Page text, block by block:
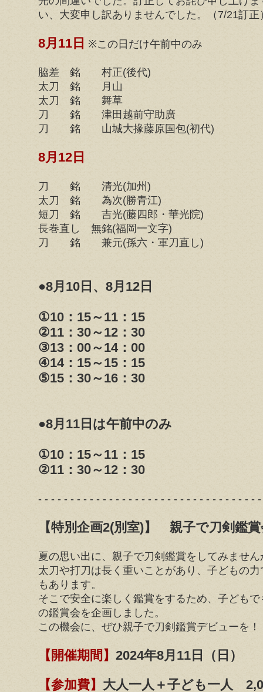
い、大変申し訳ありませんでした。（7/21訂正
8月11日 ※この日だけ午前中のみ
脇差 銘 村正(後代)
太刀 銘 月山
太刀 銘 舞草
刀 銘 津田越前守助廣
刀 銘 山城大掾藤原国包(初代)
8月12日
刀 銘 清光(加州)
太刀 銘 為次(勝青江)
短刀 銘 吉光(藤四郎・華光院)
長巻直し 無銘(福岡一文字)
刀 銘 兼元(孫六・軍刀直し)
●8月10日、8月12日
①10：15～11：15
②11：30～12：30
③13：00～14：00
④14：15～15：15
⑤15：30～16：30
●8月11日は午前中のみ
①10：15～11：15
②11：30～12：30
- - - - - - - - - - - - - - - - - - - - - - - - - - - - - - - - - -
【特別企画2(別室)】 親子で刀剣鑑
夏の思い出に、親子で刀剣鑑賞をしてみません
太刀や打刀は長く重いことがあり、子どもの
もあります。
そこで安全に楽しく鑑賞をするため、子ども
の鑑賞会を企画しました。
この機会に、ぜひ親子で刀剣鑑賞デビューを！
【開催期間】 2024年8月11日（日）
【参加費】 大人一人＋子ども一人